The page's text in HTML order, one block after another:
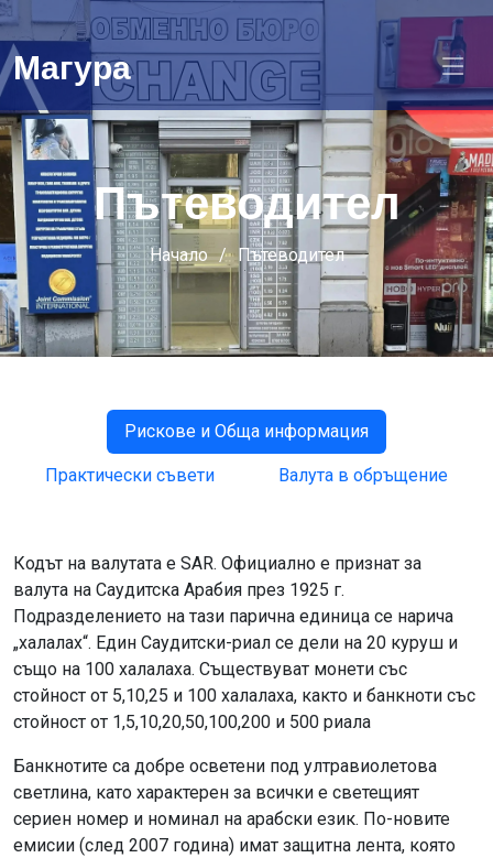
Магура
Пътеводител
Начало Пътеводител
Рискове и Обща информация
Практически съвети Валута в обръщение
Кодът на валутата е SAR. Официално е признат за
валута на Саудитска Арабия през 1925 г.
Подразделението на тази парична единица се нарича
„халалах“. Един Саудитски-риал се дели на 20 куруш и
също на 100 халалаха. Съществуват монети със
стойност от 5,10,25 и 100 халалаха, както и банкноти със
стойност от 1,5,10,20,50,100,200 и 500 риала
Банкнотите са добре осветени под ултравиолетова
светлина, като характерен за всички е светещият
сериен номер и номинал на арабски език. По-новите
емисии (след 2007 година) имат защитна лента, която